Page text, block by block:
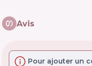
Avis
Pour ajouter un